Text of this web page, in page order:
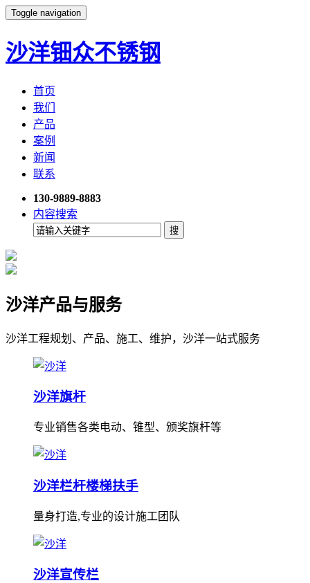
Toggle navigation
沙洋钿众不锈钢
首页
我们
产品
案例
新闻
联系
130-9889-8883
内容搜索
沙洋产品与服务
沙洋工程规划、产品、施工、维护，沙洋一站式服务
沙洋旗杆
专业销售各类电动、锥型、颁奖旗杆等
沙洋栏杆楼梯扶手
量身打造,专业的设计施工团队
沙洋宣传栏